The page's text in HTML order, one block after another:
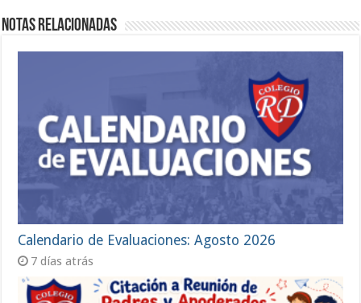
Notas Relacionadas
Calendario de Evaluaciones: Agosto 2026
7 días atrás